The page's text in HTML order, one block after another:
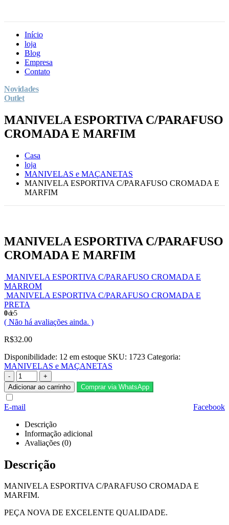
Início
loja
Blog
Empresa
Contato
Novidades
Outlet
MANIVELA ESPORTIVA C/PARAFUSO
CROMADA E MARFIM
Casa
loja
MANIVELAS e MAÇANETAS
MANIVELA ESPORTIVA C/PARAFUSO CROMADA E
MARFIM
MANIVELA ESPORTIVA C/PARAFUSO
CROMADA E MARFIM
MANIVELA ESPORTIVA C/PARAFUSO CROMADA E
MARROM
MANIVELA ESPORTIVA C/PARAFUSO CROMADA E
PRETA
0de 5
( Não há avaliações ainda. )
R$32.00
Disponibilidade: 12 em estoque SKU: 1723 Categoria:
MANIVELAS e MAÇANETAS
-
+
Adicionar ao carrinho
Comprar via WhatsApp
Facebook
E-mail
Descrição
Informação adicional
Avaliações (0)
Descrição
MANIVELA ESPORTIVA C/PARAFUSO CROMADA E
MARFIM.
PEÇA NOVA DE EXCELENTE QUALIDADE.